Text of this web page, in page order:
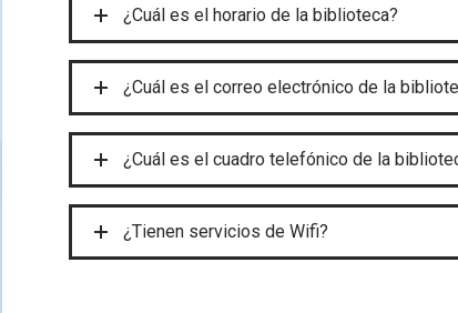
¿Cuál es el horario de la biblioteca?
¿Cuál es el correo electrónico de la
¿Cuál es el cuadro telefónico de la
¿Tienen servicios de Wifi?